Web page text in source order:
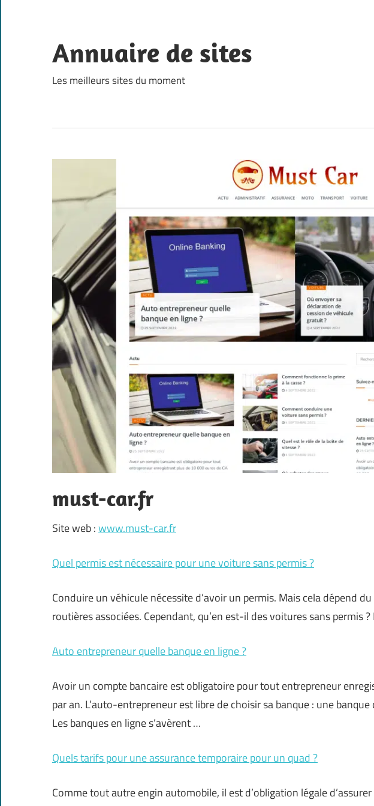
content
Annuaire de sites
Les meilleurs sites du moment
must-car.fr
Site web :www.must-car.fr
Quel permis est nécessaire pour une voiture sans permis ?
Conduire un véhicule nécessite d’avoir un permis. Mais cela dépend
routières associées. Cependant, qu’en est-il des voitures sans permis
Auto entrepreneur quelle banque en ligne ?
Avoir un compte bancaire est obligatoire pour tout entrepreneur
par an. L’auto-entrepreneur est libre de choisir sa banque : une
Les banques en ligne s’avèrent …
Quels tarifs pour une assurance temporaire pour un quad ?
Comme tout autre engin automobile, il est d’obligation légale